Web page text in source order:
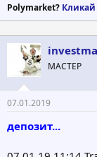
Polymarket?
МАСТЕР
07.01.2019
депозит...